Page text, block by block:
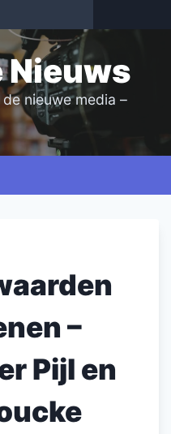
Nieuws
nieuwe media –
–
Pijl en